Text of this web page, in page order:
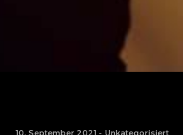
10. September 2021 - Unkategorisiert